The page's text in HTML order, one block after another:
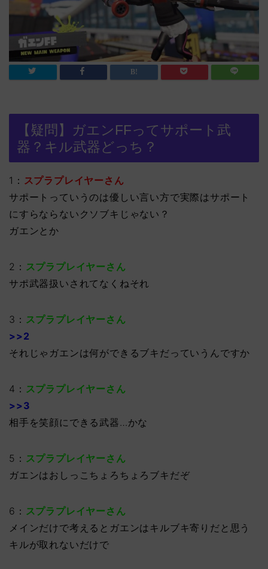
【疑問】ガエンFFってサポート武
器？キル武器どっち？
1： スプラプレイヤーさん
サポートっていうのは優しい言い方で実際はサポート
にすらならないクソブキじゃない？
ガエンとか
2： スプラプレイヤーさん
サポ武器扱いされてなくねそれ
3： スプラプレイヤーさん
>>2
それじゃガエンは何ができるブキだっていうんですか
4： スプラプレイヤーさん
>>3
相手を笑顔にできる武器…かな
5： スプラプレイヤーさん
ガエンはおしっこちょろちょろブキだぞ
6： スプラプレイヤーさん
メインだけで考えるとガエンはキルブキ寄りだと思う
キルが取れないだけで